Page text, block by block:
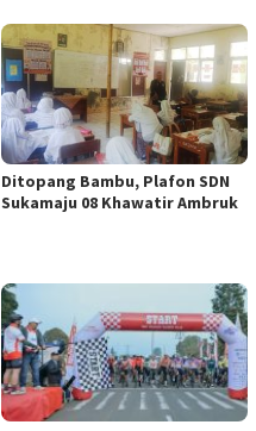
Ditopang Bambu, Plafon SDN
Sukamaju 08 Khawatir Ambruk